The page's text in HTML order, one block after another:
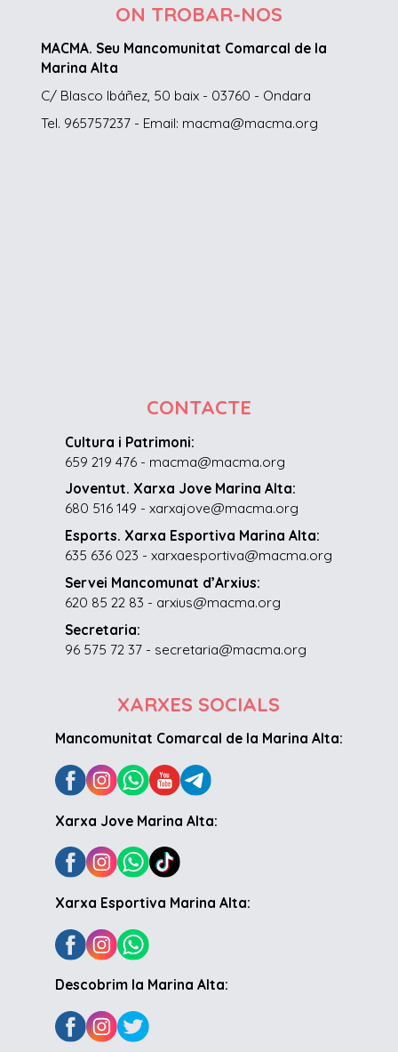
ON TROBAR-NOS
MACMA. Seu Mancomunitat Comarcal de la
Marina Alta
C/ Blasco Ibáñez, 50 baix - 03760 - Ondara
Tel. 965757237 - Email: macma@macma.org
CONTACTE
Cultura i Patrimoni:
659 219 476 - macma@macma.org
Joventut. Xarxa Jove Marina Alta:
680 516 149 - xarxajove@macma.org
Esports. Xarxa Esportiva Marina Alta:
635 636 023 - xarxaesportiva@macma.org
Servei Mancomunat d’Arxius:
620 85 22 83 - arxius@macma.org
Secretaria:
96 575 72 37 - secretaria@macma.org
XARXES SOCIALS
Mancomunitat Comarcal de la Marina Alta:
Xarxa Jove Marina Alta:
Xarxa Esportiva Marina Alta:
Descobrim la Marina Alta: